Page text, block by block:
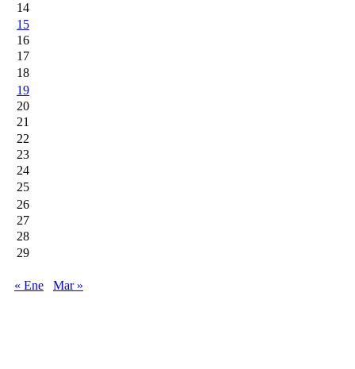
14
15
16
17
18
19
20
21
22
23
24
25
26
27
28
29
« Ene Mar »